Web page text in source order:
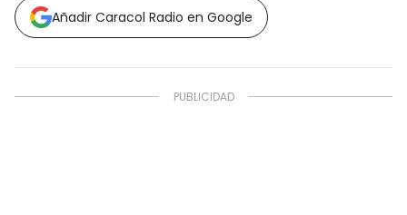
Añadir Caracol Radio en Google